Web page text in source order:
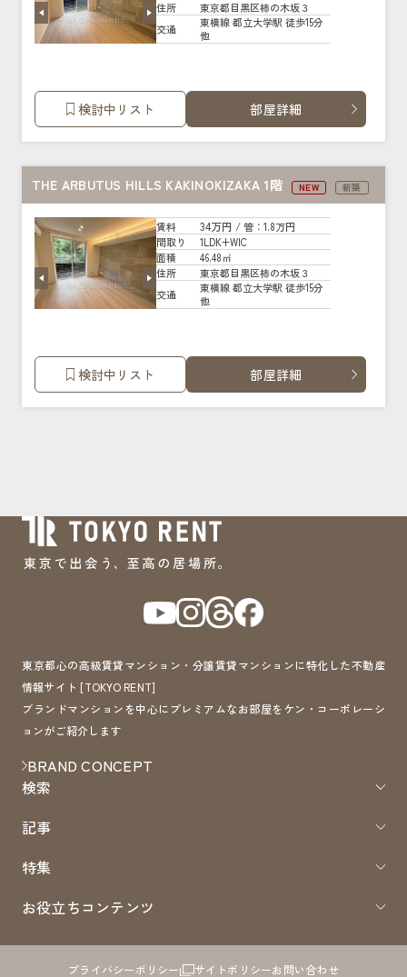
住所
東京都目黒区柿の木坂３
交通
東横線 都立大学駅 徒歩15分
他
検討中リスト 部屋詳細
THE ARBUTUS HILLS KAKINOKIZAKA 1階 NEW 新築
賃料 34万円 / 管：1.8万円
間取り
1LDK+WIC
面積
46.48㎡
住所
東京都目黒区柿の木坂３
交通
東横線 都立大学駅 徒歩15分
他
検討中リスト 部屋詳細
東京都心の高級賃貸マンション・分譲賃貸マンションに特化した不動産
情報サイト [TOKYO RENT]
ブランドマンションを中心にプレミアムなお部屋をケン・コーポレーシ
ョンがご紹介します
BRAND CONCEPT
検索
記事
特集
お役立ちコンテンツ
プライバシーポリシー サイトポリシーお問い合わせ